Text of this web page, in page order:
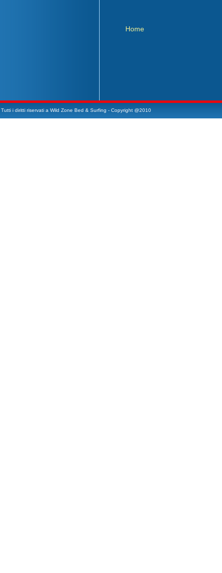
Home
Tutti i diritti riservati a Wild Zone Bed & Surfing - Copyright @2010